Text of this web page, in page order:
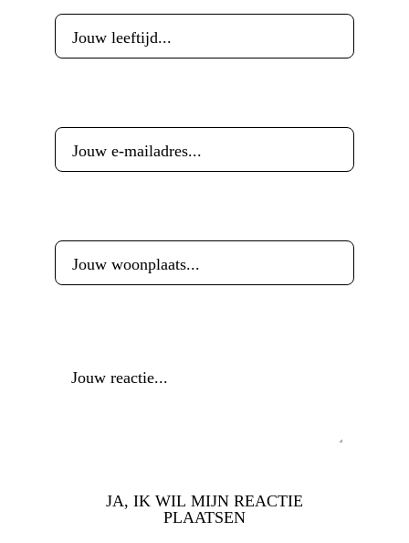
JA, IK WIL MIJN REACTIE
PLAATSEN